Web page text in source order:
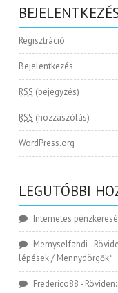
Regisztráció
Bejelentkezés
RSS (bejegyzés)
RSS (hozzászólás)
WordPress.org
LEGUTÓBBI
Internetes
Memyselfandi -
lépések / Mennydörgők*
Frederico88 -